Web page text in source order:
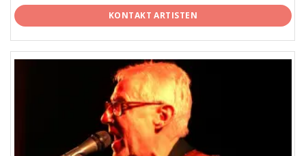
KONTAKT ARTISTEN